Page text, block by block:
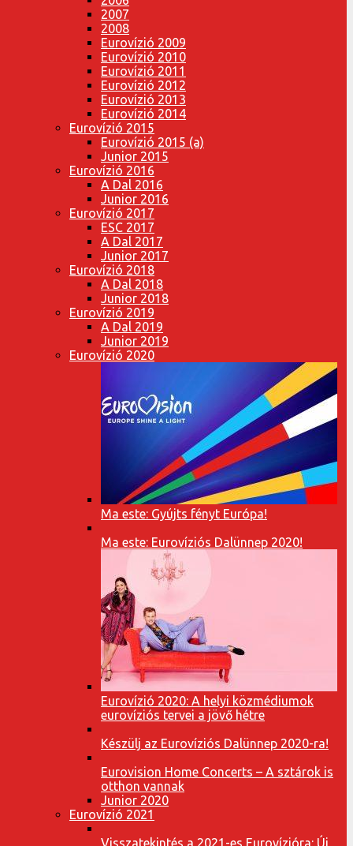
2007
2008
Eurovízió 2009
Eurovízió 2010
Eurovízió 2011
Eurovízió 2012
Eurovízió 2013
Eurovízió 2014
Eurovízió 2015
Eurovízió 2015 (a)
Junior 2015
Eurovízió 2016
A Dal 2016
Junior 2016
Eurovízió 2017
ESC 2017
A Dal 2017
Junior 2017
Eurovízió 2018
A Dal 2018
Junior 2018
Eurovízió 2019
A Dal 2019
Junior 2019
Eurovízió 2020
Ma este: Gyújts fényt Európa!
Ma este: Eurovíziós Dalünnep 2020!
Eurovízió 2020: A helyi közmédiumok
eurovíziós tervei a jövő hétre
Készülj az Eurovíziós Dalünnep 2020-ra!
Eurovision Home Concerts – A sztárok is
otthon vannak
Junior 2020
Eurovízió 2021
Visszatekintés a 2021-es Eurovízióra: Új